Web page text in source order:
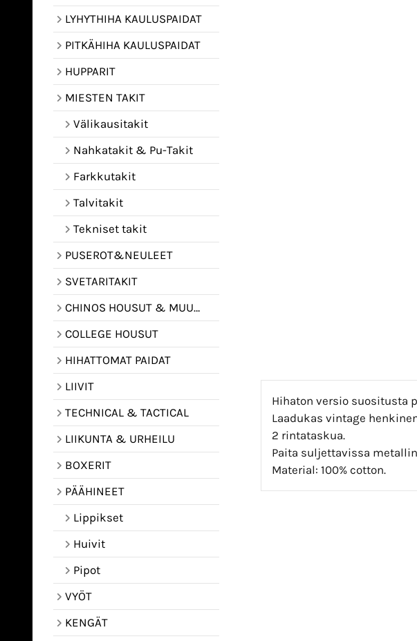
LYHYTHIHA KAULUSPAIDAT
PITKÄHIHA KAULUSPAIDAT
HUPPARIT
MIESTEN TAKIT
Välikausitakit
Nahkatakit & Pu-Takit
Farkkutakit
Talvitakit
Tekniset takit
PUSEROT&NEULEET
SVETARITAKIT
CHINOS HOUSUT & MUUT HOUSUT
COLLEGE HOUSUT
HIHATTOMAT PAIDAT
LIIVIT
TECHNICAL & TACTICAL
LIIKUNTA & URHEILU
BOXERIT
PÄÄHINEET
Lippikset
Huivit
Pipot
VYÖT
KENGÄT
Hihaton versio suositusta
Laadukas vintage
2 rintataskua.
Paita suljettavissa
Material: 100% cotton.